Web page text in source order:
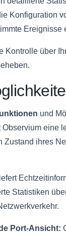
Konfiguration
Ereignisse
Kontrolle über
und
eine
Zustand ihres
Statistiken
Port-Ansicht: